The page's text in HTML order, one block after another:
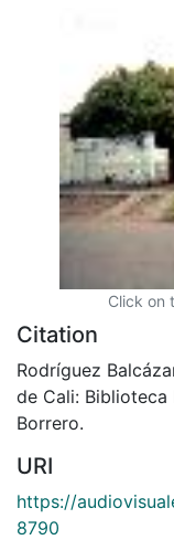
Click on
Citation
Rodríguez
de Cali:
Borrero.
URI
https://
8790